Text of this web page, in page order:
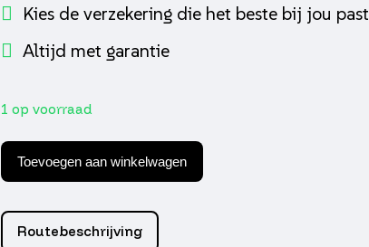
Kies de verzekering die het beste bij jou past
Altijd met garantie
1 op voorraad
17
x28
x7
viton
aantal
Toevoegen aan winkelwagen
Routebeschrijving